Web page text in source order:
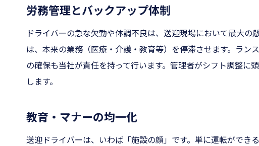
労務管理とバックアップ体制
ドライバーの急な欠勤や体調不良は、送迎現場において最大
は、本来の業務（医療・介護・教育等）を停滞させます。ラン
の確保も当社が責任を持って行います。管理者がシフト調整に
します。
教育・マナーの均一化
送迎ドライバーは、いわば「施設の顔」です。単に運転がで